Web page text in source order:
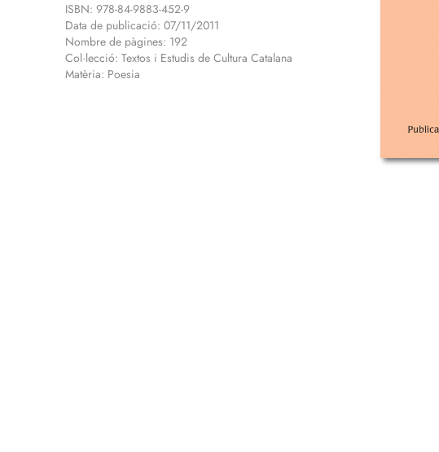
ISBN: 978-84-9883-452-9
Data de publicació: 07/11/2011
Nombre de pàgines: 192
Col·lecció: Textos i Estudis de Cultura Catalana
Matèria: Poesia